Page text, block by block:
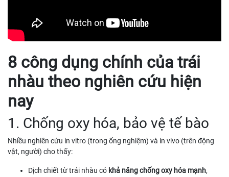
8 công dụng chính của trái
nhàu theo nghiên cứu hiện
nay
1. Chống oxy hóa, bảo vệ tế bào
Nhiều nghiên cứu in vitro (trong ống nghiệm) và in vivo (trên động
vật, người) cho thấy:
Dịch chiết từ trái nhàu có khả năng chống oxy hóa mạnh,